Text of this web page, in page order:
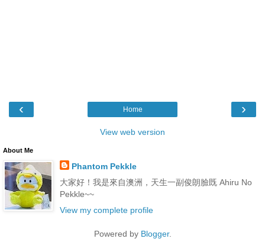
‹ ›
Home
View web version
About Me
Phantom Pekkle
大家好！我是來自澳洲，天生一副俊朗臉既 Ahiru No
Pekkle~~
View my complete profile
Powered by Blogger.